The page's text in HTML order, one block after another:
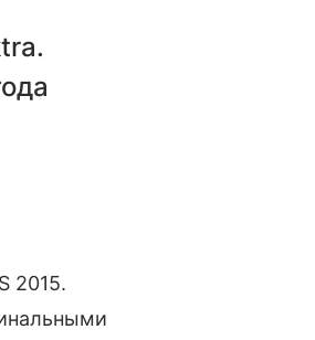
2015.